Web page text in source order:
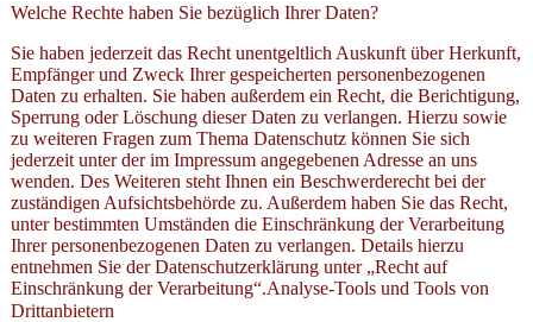
Welche Rechte haben Sie bezüglich Ihrer Daten?
Sie haben jederzeit das Recht unentgeltlich Auskunft über Herkunft,
Empfänger und Zweck Ihrer gespeicherten personenbezogenen
Daten zu erhalten. Sie haben außerdem ein Recht, die Berichtigung,
Sperrung oder Löschung dieser Daten zu verlangen. Hierzu sowie
zu weiteren Fragen zum Thema Datenschutz können Sie sich
jederzeit unter der im Impressum angegebenen Adresse an uns
wenden. Des Weiteren steht Ihnen ein Beschwerderecht bei der
zuständigen Aufsichtsbehörde zu. Außerdem haben Sie das Recht,
unter bestimmten Umständen die Einschränkung der Verarbeitung
Ihrer personenbezogenen Daten zu verlangen. Details hierzu
entnehmen Sie der Datenschutzerklärung unter „Recht auf
Einschränkung der Verarbeitung“.Analyse-Tools und Tools von
Drittanbietern